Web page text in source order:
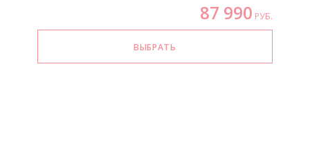
87 990 РУБ.